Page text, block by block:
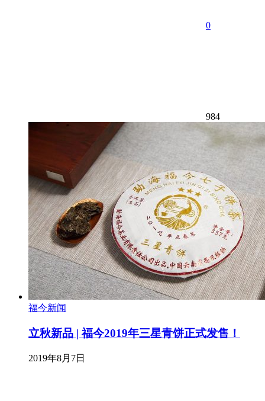
0
984
福今新闻
立秋新品 | 福今2019年三星青饼正式发售！
2019年8月7日